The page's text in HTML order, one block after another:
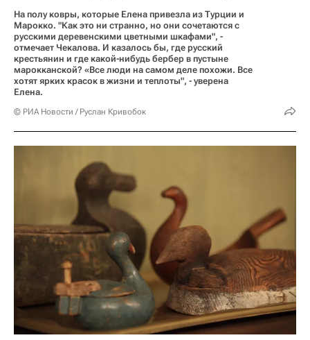
На полу ковры, которые Елена привезла из Турции и
Марокко. "Как это ни странно, но они сочетаются с
русскими деревенскими цветными шкафами", -
отмечает Чекалова. И казалось бы, где русский
крестьянин и где какой-нибудь бербер в пустыне
марокканской? «Все люди на самом деле похожи. Все
хотят ярких красок в жизни и теплоты", - уверена
Елена.
© РИА Новости / Руслан Кривобок